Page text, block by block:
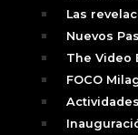
Las
Nuevos
The Video
FOCO
Actividades